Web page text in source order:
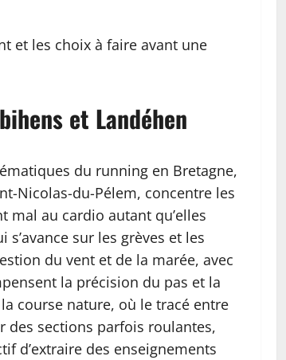
et les choix à faire avant une
et Landéhen
du running en Bretagne,
Nicolas-du-Pélem, concentre les
mal au cardio autant qu’elles
sur les grèves et les
du vent et de la marée, avec
la précision du pas et la
course nature, où le tracé entre
des sections parfois roulantes,
d’extraire des enseignements